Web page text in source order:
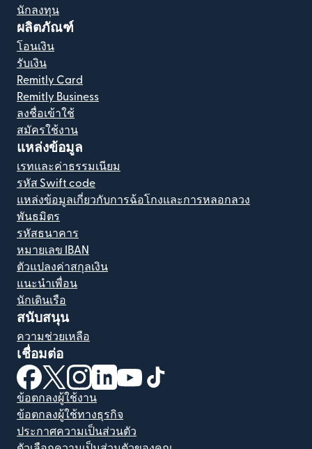
นักลงทุน
ผลิตภัณฑ์
โอนเงิน
รับเงิน
Remitly Card
Remitly Business
ลงชื่อเข้าใช้
สมัครใช้งาน
แหล่งข้อมูล
เรทและค่าธรรมเนียม
รหัส Swift code
แหล่งข้อมูลเกี่ยวกับการฉ้อโกงและการหลอกลวง
พันธมิตร
รหัสธนาคาร
หมายเลข IBAN
ตัวแปลงค่าสกุลเงิน
แนะนำเพื่อน
นักเดินเรือ
สนับสนุน
ความช่วยเหลือ
เชื่อมต่อ
(เปิดในหน้าต่างใหม่)
(เปิดในหน้าต่างใหม่)
(เปิดในหน้าต่างใหม่)
(เปิดในหน้าต่างใหม่)
(เปิดในหน้าต่างใหม่)
ข้อตกลงผู้ใช้งาน
ข้อตกลงผู้ใช้ทางธุรกิจ
ประกาศความเป็นส่วนตัว